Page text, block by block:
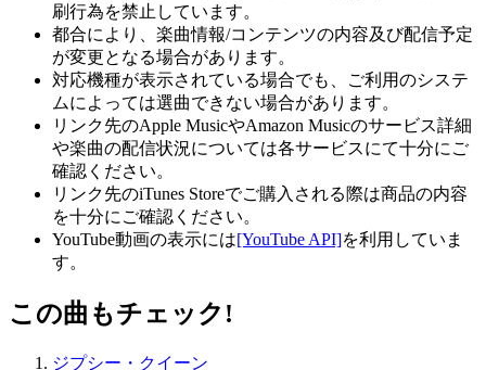
刷行為を禁止しています。
都合により、楽曲情報/コンテンツの内容及び配信予定
が変更となる場合があります。
対応機種が表示されている場合でも、ご利用のシステ
ムによっては選曲できない場合があります。
リンク先のApple MusicやAmazon Musicのサービス詳細
や楽曲の配信状況については各サービスにて十分にご
確認ください。
リンク先のiTunes Storeでご購入される際は商品の内容
を十分にご確認ください。
YouTube動画の表示には[YouTube API]を利用していま
す。
この曲もチェック!
ジプシー・クイーン